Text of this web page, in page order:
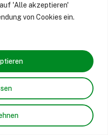
'Alle akzeptieren'
von Cookies ein.